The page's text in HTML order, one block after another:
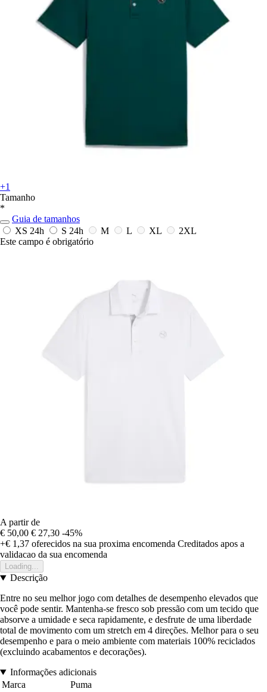
+1
Tamanho
*
Guia de tamanhos
XS 24h S 24h M L XL
2XL
Este campo é obrigatório
A partir de
€ 50,00 € 27,30 -45%
+€ 1,37 oferecidos na sua proxima encomenda Creditados apos a
validacao da sua encomenda
Loading...
Descrição
Entre no seu melhor jogo com detalhes de desempenho elevados que
você pode sentir. Mantenha-se fresco sob pressão com um tecido que
absorve a umidade e seca rapidamente, e desfrute de uma liberdade
total de movimento com um stretch em 4 direções. Melhor para o seu
desempenho e para o meio ambiente com materiais 100% reciclados
(excluindo acabamentos e decorações).
Informações adicionais
Marca
Puma